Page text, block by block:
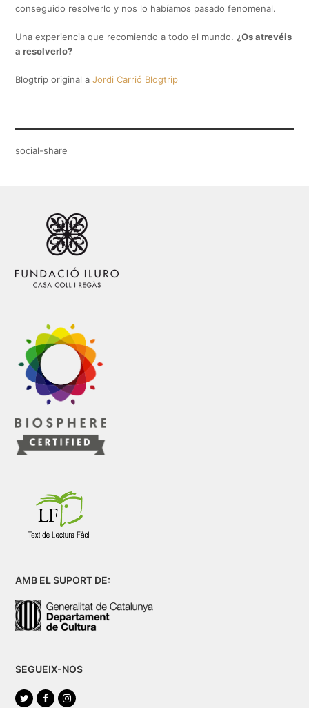
conseguido resolverlo y nos lo habíamos pasado fenomenal.
Una experiencia que recomiendo a todo el mundo. ¿Os atrevéis
a resolverlo?
Blogtrip original aJordi Carrió Blogtrip
social-share
AMB EL SUPORT DE:
SEGUEIX-NOS
TwitterFacebookInstagram